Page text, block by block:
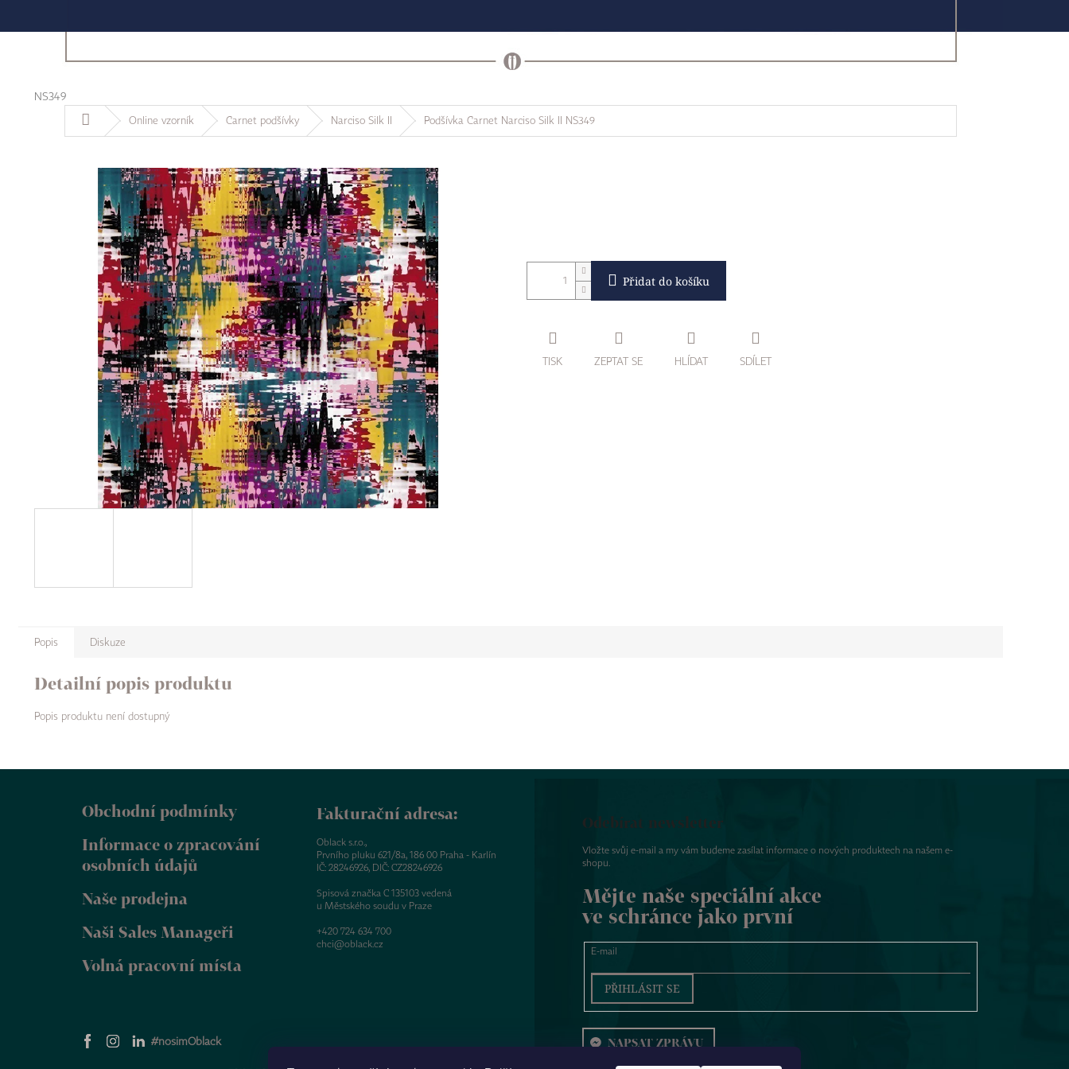
NS349
Domů Online vzorník Carnet podšívky Narciso Silk II Podšívka Carnet Narciso Silk II NS349
Přidat do košíku
TISK ZEPTAT SE HLÍDAT SDÍLET
Popis Diskuze
Detailní popis produktu
Popis produktu není dostupný
Obchodní podmínky
Informace o zpracování
osobních údajů
Naše prodejna
Naši Sales Manageři
Volná pracovní místa
#nosimOblack
Fakturační adresa:
Oblack s.r.o.,
Prvního pluku 621/8a, 186 00 Praha - Karlín
IČ: 28246926, DIČ: CZ28246926
Spisová značka C 135103 vedená
u Městského soudu v Praze
+420 724 634 700
chci@oblack.cz
Odebírat newsletter
Vložte svůj e-mail a my vám budeme zasílat informace o nových produktech na našem e-
shopu.
Mějte naše speciální akce
ve schránce jako první
E-mail
PŘIHLÁSIT SE
NAPSAT ZPRÁVU